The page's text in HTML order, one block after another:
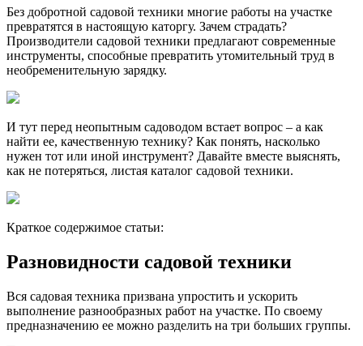
Без добротной садовой техники многие работы на участке
превратятся в настоящую каторгу. Зачем страдать?
Производители садовой техники предлагают современные
инструменты, способные превратить утомительный труд в
необременительную зарядку.
И тут перед неопытным садоводом встает вопрос – а как
найти ее, качественную технику? Как понять, насколько
нужен тот или иной инструмент? Давайте вместе выяснять,
как не потеряться, листая каталог садовой техники.
Краткое содержимое статьи:
Разновидности садовой техники
Вся садовая техника призвана упростить и ускорить
выполнение разнообразных работ на участке. По своему
предназначению ее можно разделить на три больших группы.